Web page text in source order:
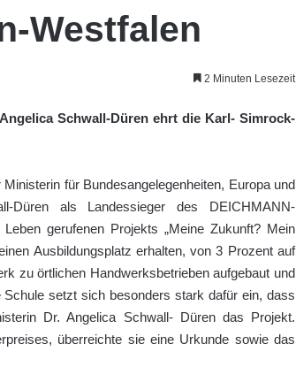
Westfalen
2 Minuten Lesezeit
Schwall-Düren ehrt die Karl- Simrock-
für Bundesangelegenheiten, Europa und
Düren als Landessieger des DEICHMANN-
gerufenen Projekts „Meine Zukunft? Mein
Ausbildungsplatz erhalten, von 3 Prozent auf
zu örtlichen Handwerksbetrieben aufgebaut und
setzt sich besonders stark dafür ein, dass
Dr. Angelica Schwall- Düren das Projekt.
überreichte sie eine Urkunde sowie das